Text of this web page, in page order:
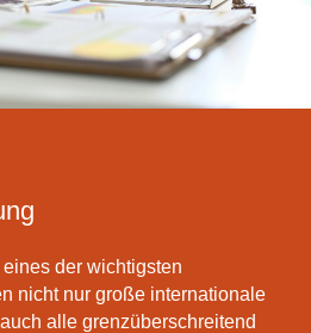
der wichtigsten
nicht nur große internationale
alle grenzüberschreitend